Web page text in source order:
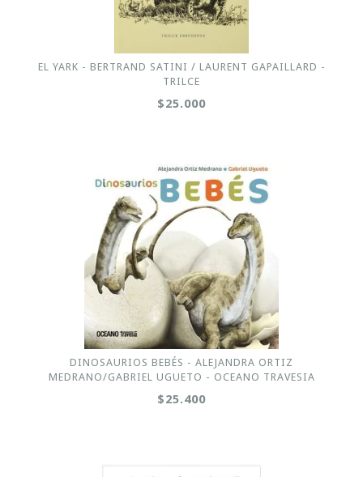
EL YARK - BERTRAND SATINI / LAURENT GAPAILLARD -
TRILCE
$25.000
DINOSAURIOS BEBÉS - ALEJANDRA ORTIZ
MEDRANO/GABRIEL UGUETO - OCEANO TRAVESIA
$25.400